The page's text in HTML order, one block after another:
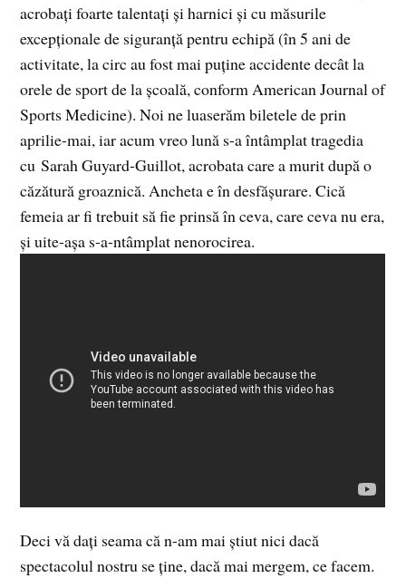
acrobaţi foarte talentaţi şi harnici şi cu măsurile
excepţionale de siguranţă pentru echipă (în 5 ani de
activitate, la circ au fost mai puţine accidente decât la
orele de sport de la şcoală, conform American Journal of
Sports Medicine). Noi ne luaserăm biletele de prin
aprilie-mai, iar acum vreo lună s-a întâmplat tragedia
cu Sarah Guyard-Guillot, acrobata care a murit după o
căzătură groaznică. Ancheta e în desfăşurare. Cică
femeia ar fi trebuit să fie prinsă în ceva, care ceva nu era,
şi uite-aşa s-a-ntâmplat nenorocirea.
Deci vă daţi seama că n-am mai ştiut nici dacă
spectacolul nostru se ţine, dacă mai mergem, ce facem.